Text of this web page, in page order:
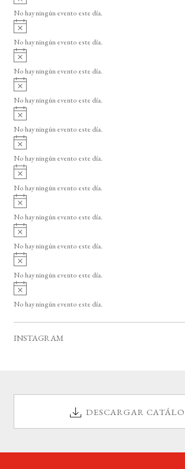
o
v
i
o
No hay ningún evento este día.
A
v
i
o
No hay ningún evento este día.
A
v
i
o
No hay ningún evento este día.
A
v
i
o
No hay ningún evento este día.
A
v
i
o
No hay ningún evento este día.
A
v
i
o
No hay ningún evento este día.
A
v
i
o
No hay ningún evento este día.
A
v
i
o
No hay ningún evento este día.
A
v
i
o
No hay ningún evento este día.
A
v
i
o
No hay ningún evento este día.
A
v
i
No hay ningún evento este día.
INSTAGRAM
DESCARGAR